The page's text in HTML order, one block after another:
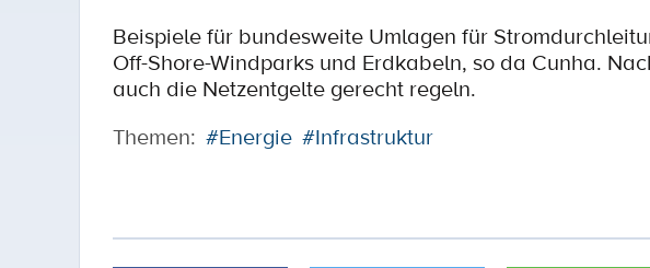
Beispiele für bundesweite Umlagen für
Off-Shore-Windparks und Erdkabeln, so da Cunha.
auch die Netzentgelte gerecht regeln.
Themen: #Energie #Infrastruktur